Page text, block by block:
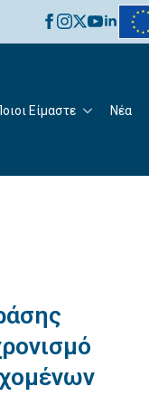
Είμαστε Νέα